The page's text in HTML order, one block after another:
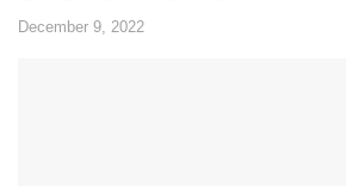
December 9, 2022